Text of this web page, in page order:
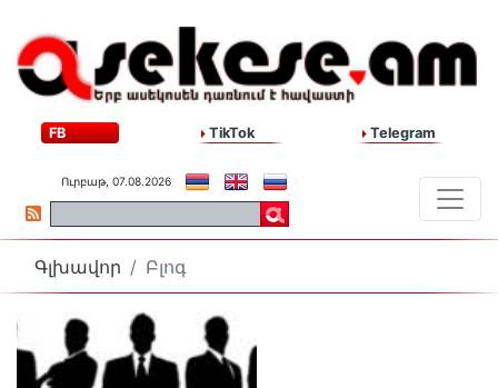
FB TikTok Telegram
Ուրբաթ, 07.08.2026
Գլխավոր Բլոգ